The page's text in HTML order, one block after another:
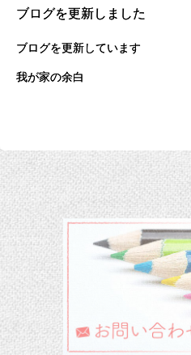
ブログを更新しました
ブログを更新しています
我が家の余白